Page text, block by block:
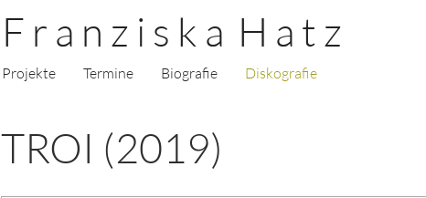
F r a n z i s k a H a t z
Projekte Termine Biografie Diskografie
TROI (2019)